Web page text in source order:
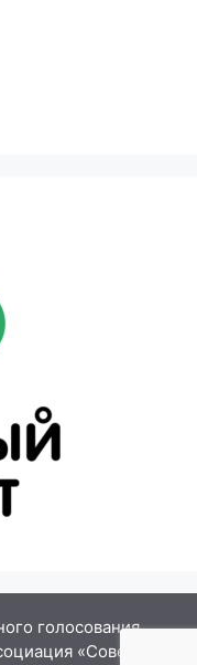
голосования
«Совет